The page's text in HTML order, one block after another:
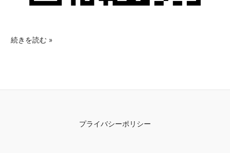
続きを読む »
プライバシーポリシー